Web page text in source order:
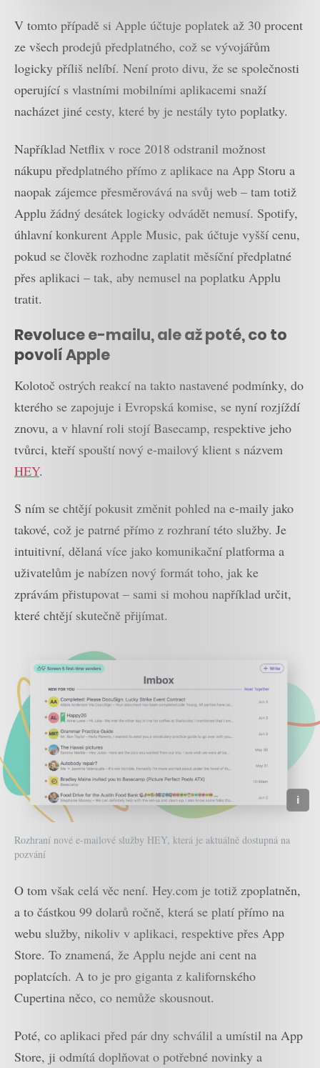
V tomto případě si Apple účtuje poplatek až 30 procent
ze všech prodejů předplatného, což se vývojářům
logicky příliš nelíbí. Není proto divu, že se společnosti
operující s vlastními mobilními aplikacemi snaží
nacházet jiné cesty, které by je nestály tyto poplatky.
Například Netflix v roce 2018 odstranil možnost
nákupu předplatného přímo z aplikace na App Storu a
naopak zájemce přesměrovává na svůj web – tam totiž
Applu žádný desátek logicky odvádět nemusí. Spotify,
úhlavní konkurent Apple Music, pak účtuje vyšší cenu,
pokud se člověk rozhodne zaplatit měsíční předplatné
přes aplikaci – tak, aby nemusel na poplatku Applu
tratit.
Revoluce e-mailu, ale až poté, co to
povolí Apple
Kolotoč ostrých reakcí na takto nastavené podmínky, do
kterého se zapojuje i Evropská komise, se nyní rozjíždí
znovu, a v hlavní roli stojí Basecamp, respektive jeho
tvůrci, kteří spouští nový e-mailový klient s názvem
HEY.
S ním se chtějí pokusit změnit pohled na e-maily jako
takové, což je patrné přímo z rozhraní této služby. Je
intuitivní, dělaná více jako komunikační platforma a
uživatelům je nabízen nový formát toho, jak ke
zprávám přistupovat – sami si mohou například určit,
které chtějí skutečně přijímat.
Rozhraní nové e-mailové služby HEY, která je aktuálně dostupná na
pozvání
O tom však celá věc není. Hey.com je totiž zpoplatněn,
a to částkou 99 dolarů ročně, která se platí přímo na
webu služby, nikoliv v aplikaci, respektive přes App
Store. To znamená, že Applu nejde ani cent na
poplatcích. A to je pro giganta z kalifornského
Cupertina něco, co nemůže skousnout.
Poté, co aplikaci před pár dny schválil a umístil na App
Store, ji odmítá doplňovat o potřebné novinky a